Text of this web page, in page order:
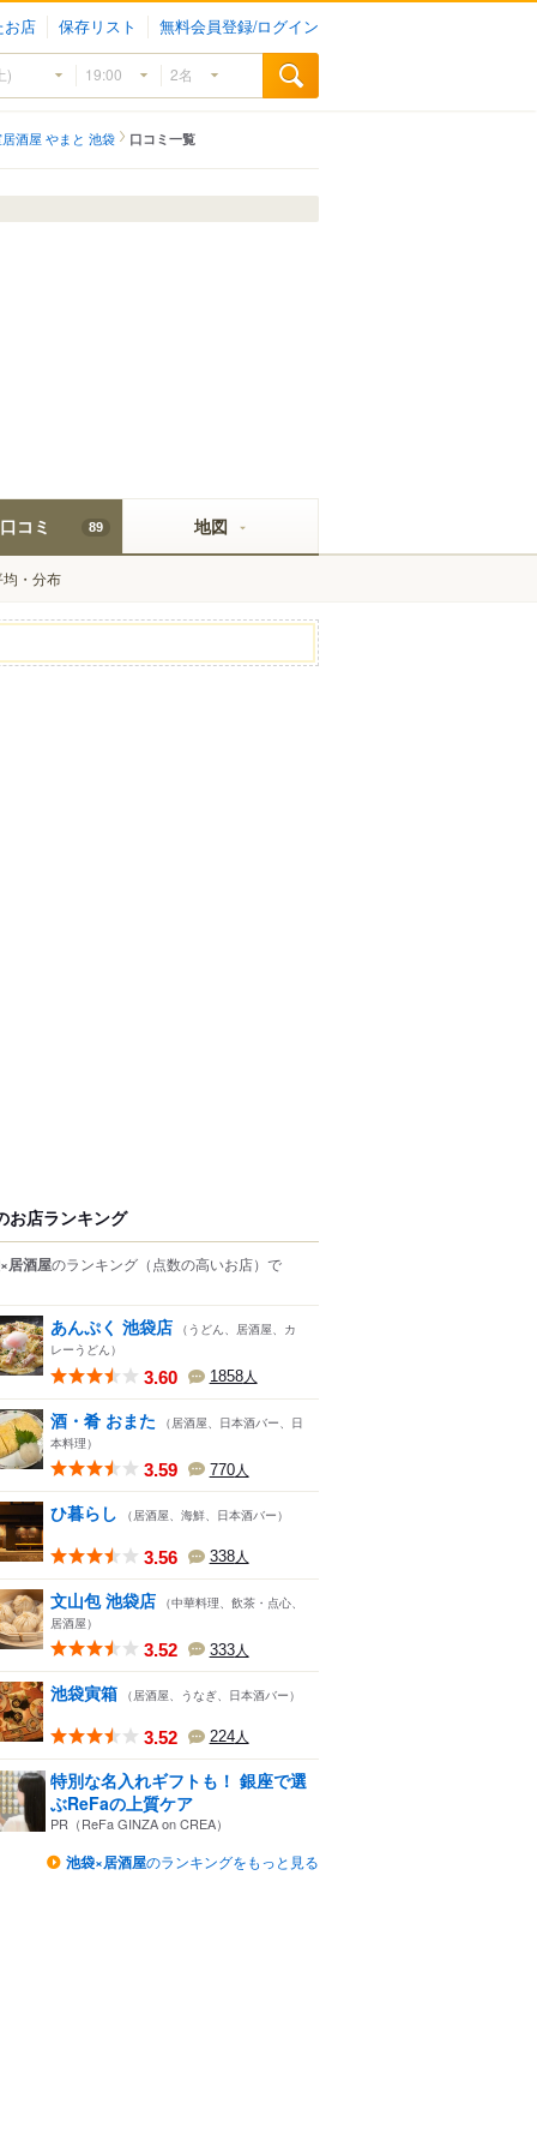
お店 保存リスト 無料会員登録/ログイン
酒屋 やまと 池袋 口コミ一覧
口コミ 89
均・分布
地図
お店ランキング
居酒屋のランキング （点数の高いお店） で
あんぷく 池袋店 （うどん、居酒屋、カ
レーうどん）
3.60 1858人
酒・肴 おまた
（居酒屋、日本酒バー、日
本料理）
3.59 770人
ひ暮らし （居酒屋、海鮮、日本酒バー）
3.56 338人
文山包 池袋店 （中華料理、飲茶・点心、
居酒屋）
3.52 333人
池袋寅箱 （居酒屋、うなぎ、日本酒バー）
3.52 224人
特別な名入れギフトも！ 銀座で選
ぶReFaの上質ケア
PR（ReFa GINZA on CREA）
池袋×居酒屋のランキングをもっと見る